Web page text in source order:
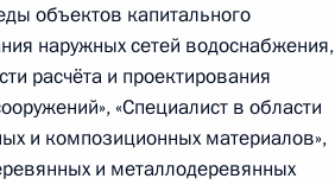
объектов капитального
наружных сетей водоснабжения,
расчёта и проектирования
«Специалист в области
и композиционных материалов»,
и металлодеревянных